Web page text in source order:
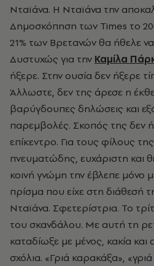
Νταϊάνα. Η Νταϊάνα την
Δημοσκόπηση των Times το
21% των Βρετανών θα ήθελε να
Δυστυχώς για την Καμίλα
ήξερε. Στην ουσία δεν ήξερε
Άλλωστε, δεν της άρεσε η
βαρύγδουπες δηλώσεις και
παρεμβολές. Σκοπός της δεν
επίκεντρο. Για τους φίλους
πνευματώδης, ευχάριστη και
κοινή γνώμη την έβλεπε μόνο
πρίσμα που είχε στη διάθεσή
Νταϊάνα. Σφετερίστρια. Το
του σκανδάλου. Με αυτή τη
καταδίωξε με μένος, κακία και
σχόλια. «Γριά καρακάξα»,